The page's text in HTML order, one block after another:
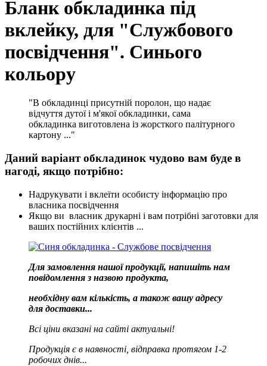
Бланк обкладинка під
вклейку, для "Службового
посвідчення". Синього
кольору
"В обкладинці присутній поролон, що надає
відчуття дутої і м'якої обкладинки, сама
обкладинка виготовлена із жорсткого палітурного
картону ..."
Даний варіант обкладинок чудово вам буде в
нагоді, якщо потрібно:
Надрукувати і вклеїти особисту інформацію про
власника посвідчення
Якщо ви власник друкарні і вам потрібні заготовки для
ваших постійних клієнтів ...
Для замовлення нашої продукції, напишіть нам
повідомлення з назвою продукта,
необхідну вам кількість, а також вашу адресу
для доставки...
Всі ціни вказані на сайті актуальні!
Продукція є в наявності, відправка протягом 1-2
робочих днів...